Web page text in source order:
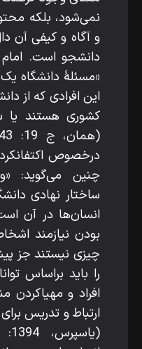
نمی‌شود، بلکه
و آگاه و کیفی آن
دانشجو است. امام
«مسئلۀ دانشگاه
این افرادی که از
کشوری هستند یا
درخصوص
چنین می‌گوید:
ساختار نهادی
بودن نیازمند
چیزی نیستند جز
را باید براساس
افراد و مهیاکردن
ارتباط و تدریس